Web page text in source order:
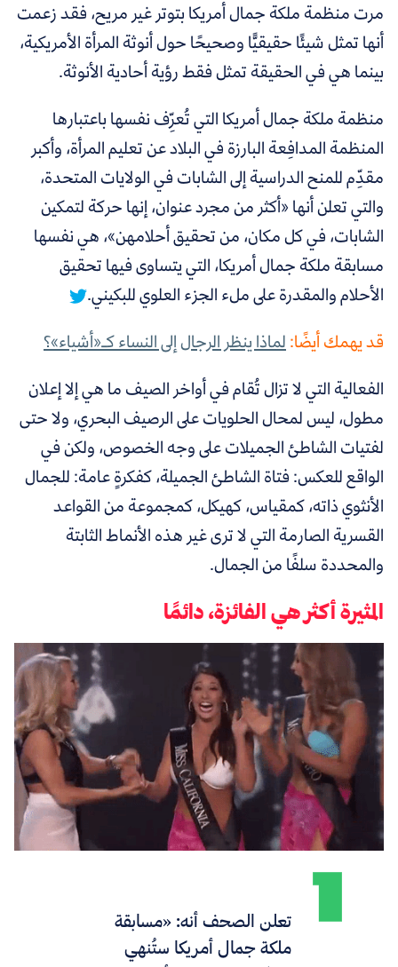
مرت منظمة ملكة جمال أمريكا بتوتر غير مريح، فقد زعمت
أنها تمثل شيئًا حقيقيًّا وصحيحًا حول أنوثة المرأة الأمريكية،
بينما هي في الحقيقة تمثل فقط رؤية أحادية الأنوثة.
منظمة ملكة جمال أمريكا التي تُعرِّف نفسها باعتبارها
المنظمة المدافِعة البارزة في البلاد عن تعليم المرأة، وأكبر
مقدِّم للمنح الدراسية إلى الشابات في الولايات المتحدة،
والتي تعلن أنها «أكثر من مجرد عنوان، إنها حركة لتمكين
الشابات، في كل مكان، من تحقيق أحلامهن»،هي نفسها
مسابقة ملكة جمال أمريكا، التي يتساوى فيها تحقيق
الأحلام والمقدرة على ملء الجزء العلوي للبكيني.
قد يهمك أيضًا:لماذا ينظر الرجال إلى النساء كـ«أشياء»؟
الفعالية التي لا تزال تُقام في أواخر الصيف ما هي إلا إعلان
مطول، ليس لمحال الحلويات على الرصيف البحري، ولا حتى
لفتيات الشاطئ الجميلات على وجه الخصوص، ولكن في
الواقع للعكس: فتاة الشاطئ الجميلة، كفكرةٍ عامة: للجمال
الأنثوي ذاته، كمقياس، كهيكل، كمجموعة من القواعد
القسرية الصارمة التي لا ترى غير هذه الأنماط الثابتة
والمحددة سلفًا من الجمال.
المثيرة أكثر هي الفائزة، دائمًا
تعلن الصحف أنه: «مسابقة
ملكة جمال أمريكا ستُنهي